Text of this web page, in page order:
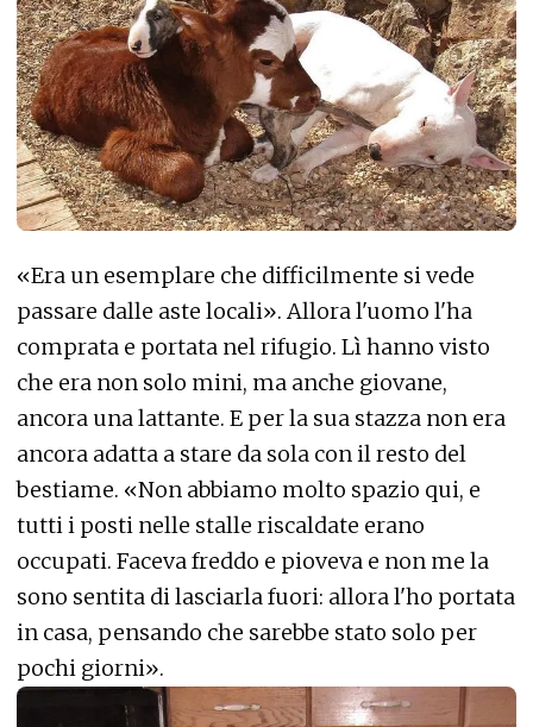
«Era un esemplare che difficilmente si vede
passare dalle aste locali». Allora l'uomo l'ha
comprata e portata nel rifugio. Lì hanno visto
che era non solo mini, ma anche giovane,
ancora una lattante. E per la sua stazza non era
ancora adatta a stare da sola con il resto del
bestiame. «Non abbiamo molto spazio qui, e
tutti i posti nelle stalle riscaldate erano
occupati. Faceva freddo e pioveva e non me la
sono sentita di lasciarla fuori: allora l'ho portata
in casa, pensando che sarebbe stato solo per
pochi giorni».